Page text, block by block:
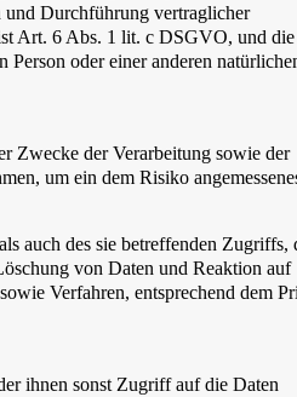
Durchführung vertraglicher
Art. 6 Abs. 1 lit. c DSGVO, und die
oder einer anderen
Zwecke der Verarbeitung sowie der
um ein dem Risiko
auch des sie betreffenden Zugriffs,
von Daten und Reaktion auf
Verfahren, entsprechend dem
ihnen sonst Zugriff auf die Daten